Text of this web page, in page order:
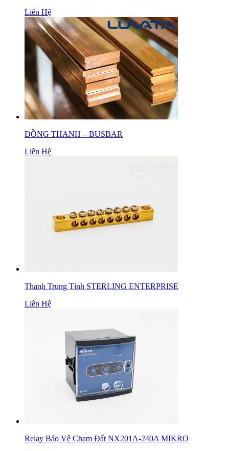
Liên Hệ
ĐỒNG THANH – BUSBAR
Liên Hệ
Thanh Trung Tính STERLING ENTERPRISE
Liên Hệ
Relay Bảo Vệ Chạm Đất NX201A-240A MIKRO